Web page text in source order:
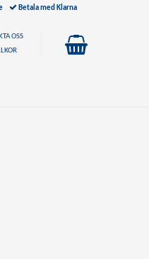
Betala med Klarna
OSS